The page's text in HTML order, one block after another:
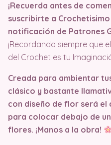
¡Recuerda antes de
suscribirte a
notificación de Patrones
¡Recordando siempre que
del Crochet es tu
Creada para ambientar
clásico y bastante
con diseño de flor será
para colocar debajo de
flores. ¡Manos a la obra!